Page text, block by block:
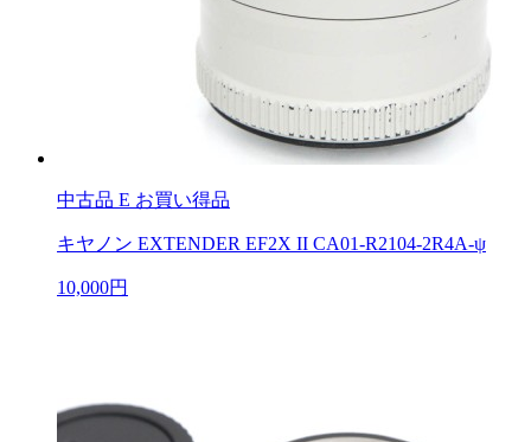
中古品 E お買い得品
キヤノン EXTENDER EF2X II CA01-R2104-2R4A-ψ
10,000円